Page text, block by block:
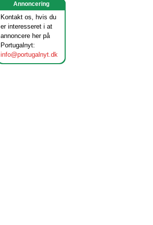
Annoncering
Kontakt os, hvis du
er interesseret i at
annoncere her på
Portugalnyt:
info@portugalnyt.dk